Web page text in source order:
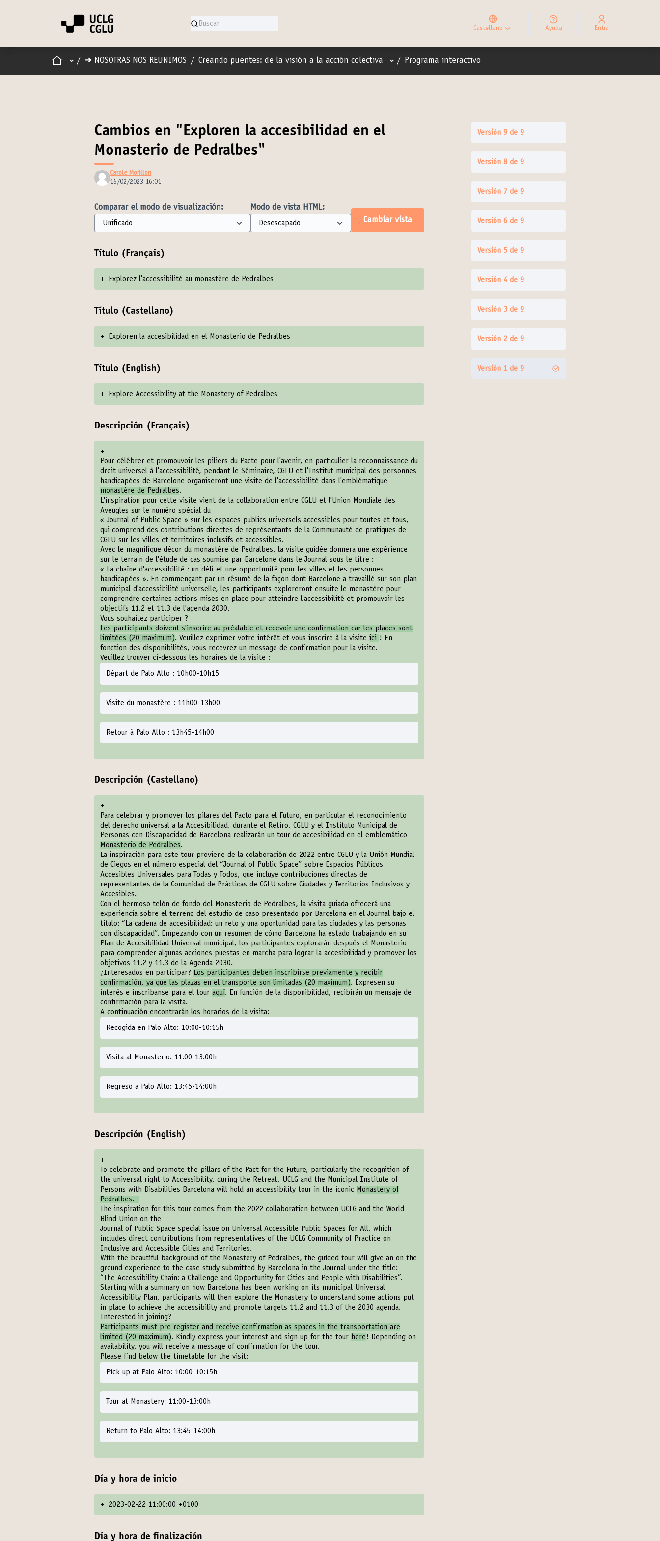
Castellano
Elegir el idioma
Choose language
Ayuda Entra
InicioMenú principal
/ ➜ NOSOTRAS NOS REUNIMOS / Creando puentes: de la visión a la acción colectiva Menú de usuario
/ Programa interactivo
Cambios en "Exploren la accesibilidad en el
Monasterio de Pedralbes"
Carole Morillon
16/02/2023 16:01
Comparar el modo de visualización:
Modo de vista HTML:
Cambiar vista
Título (Français)
+ Explorez l'accessibilité au monastère de Pedralbes
Título (Castellano)
+ Exploren la accesibilidad en el Monasterio de Pedralbes
Título (English)
+ Explore Accessibility at the Monastery of Pedralbes
Descripción (Français)
+
Pour célébrer et promouvoir les piliers du Pacte pour l'avenir, en particulier la reconnaissance du
droit universel à l'accessibilité, pendant le Séminaire, CGLU et l'Institut municipal des personnes
handicapées de Barcelone organiseront une visite de l'accessibilité dans l'emblématique
monastère de Pedralbes.
L'inspiration pour cette visite vient de la collaboration entre CGLU et l'Union Mondiale des
Aveugles sur le numéro spécial du
« Journal of Public Space » sur les espaces publics universels accessibles pour toutes et tous,
qui comprend des contributions directes de représentants de la Communauté de pratiques de
CGLU sur les villes et territoires inclusifs et accessibles.
Avec le magnifique décor du monastère de Pedralbes, la visite guidée donnera une expérience
sur le terrain de l'étude de cas soumise par Barcelone dans le Journal sous le titre :
« La chaîne d'accessibilité : un défi et une opportunité pour les villes et les personnes
handicapées ». En commençant par un résumé de la façon dont Barcelone a travaillé sur son plan
municipal d'accessibilité universelle, les participants exploreront ensuite le monastère pour
comprendre certaines actions mises en place pour atteindre l'accessibilité et promouvoir les
objectifs 11.2 et 11.3 de l'agenda 2030.
Vous souhaitez participer ?
Les participants doivent s'inscrire au préalable et recevoir une confirmation car les places sont
limitées (20 maximum). Veuillez exprimer votre intérêt et vous inscrire à la visite ici ! En
fonction des disponibilités, vous recevrez un message de confirmation pour la visite.
Veuillez trouver ci-dessous les horaires de la visite :
Départ de Palo Alto : 10h00-10h15
Visite du monastère : 11h00-13h00
Retour à Palo Alto : 13h45-14h00
Descripción (Castellano)
+
Para celebrar y promover los pilares del Pacto para el Futuro, en particular el reconocimiento
del derecho universal a la Accesibilidad, durante el Retiro, CGLU y el Instituto Municipal de
Personas con Discapacidad de Barcelona realizarán un tour de accesibilidad en el emblemático
Monasterio de Pedralbes.
La inspiración para este tour proviene de la colaboración de 2022 entre CGLU y la Unión Mundial
de Ciegos en el número especial del “Journal of Public Space” sobre Espacios Públicos
Accesibles Universales para Todas y Todos, que incluye contribuciones directas de
representantes de la Comunidad de Prácticas de CGLU sobre Ciudades y Territorios Inclusivos y
Accesibles.
Con el hermoso telón de fondo del Monasterio de Pedralbes, la visita guiada ofrecerá una
experiencia sobre el terreno del estudio de caso presentado por Barcelona en el Journal bajo el
título: “La cadena de accesibilidad: un reto y una oportunidad para las ciudades y las personas
con discapacidad”. Empezando con un resumen de cómo Barcelona ha estado trabajando en su
Plan de Accesibilidad Universal municipal, los participantes explorarán después el Monasterio
para comprender algunas acciones puestas en marcha para lograr la accesibilidad y promover los
objetivos 11.2 y 11.3 de la Agenda 2030.
¿Interesados en participar? Los participantes deben inscribirse previamente y recibir
confirmación, ya que las plazas en el transporte son limitadas (20 maximum). Expresen su
interés e inscribanse para el tour aquí. En función de la disponibilidad, recibirán un mensaje de
confirmación para la visita.
A continuación encontrarán los horarios de la visita:
Recogida en Palo Alto: 10:00-10:15h
Visita al Monasterio: 11:00-13:00h
Regreso a Palo Alto: 13:45-14:00h
Descripción (English)
+
To celebrate and promote the pillars of the Pact for the Future, particularly the recognition of
the universal right to Accessibility, during the Retreat, UCLG and the Municipal Institute of
Persons with Disabilities Barcelona will hold an accessibility tour in the iconic Monastery of
Pedralbes.
The inspiration for this tour comes from the 2022 collaboration between UCLG and the World
Blind Union on the
Journal of Public Space special issue on Universal Accessible Public Spaces for All, which
includes direct contributions from representatives of the UCLG Community of Practice on
Inclusive and Accessible Cities and Territories.
With the beautiful background of the Monastery of Pedralbes, the guided tour will give an on the
ground experience to the case study submitted by Barcelona in the Journal under the title:
“The Accessibility Chain: a Challenge and Opportunity for Cities and People with Disabilities”.
Starting with a summary on how Barcelona has been working on its municipal Universal
Accessibility Plan, participants will then explore the Monastery to understand some actions put
in place to achieve the accessibility and promote targets 11.2 and 11.3 of the 2030 agenda.
Interested in joining?
Participants must pre register and receive confirmation as spaces in the transportation are
limited (20 maximum). Kindly express your interest and sign up for the tour here! Depending on
availability, you will receive a message of confirmation for the tour.
Please find below the timetable for the visit:
Pick up at Palo Alto: 10:00-10:15h
Tour at Monastery: 11:00-13:00h
Return to Palo Alto: 13:45-14:00h
Día y hora de inicio
+ 2023-02-22 11:00:00 +0100
Día y hora de finalización
Versión 9 de 9
Versión 8 de 9
Versión 7 de 9
Versión 6 de 9
Versión 5 de 9
Versión 4 de 9
Versión 3 de 9
Versión 2 de 9
Versión 1 de 9